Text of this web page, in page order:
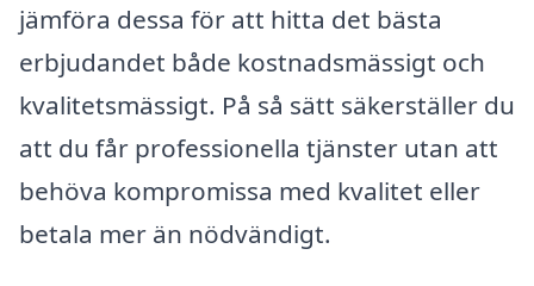
jämföra dessa för att hitta det bästa
erbjudandet både kostnadsmässigt och
kvalitetsmässigt. På så sätt säkerställer du
att du får professionella tjänster utan att
behöva kompromissa med kvalitet eller
betala mer än nödvändigt.